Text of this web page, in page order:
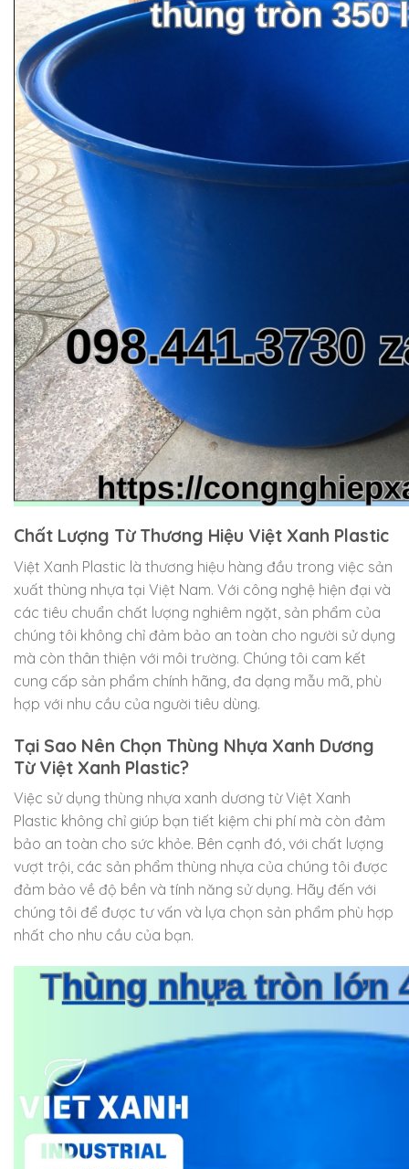
Chất Lượng Từ Thương Hiệu Việt Xanh Plastic
Việt Xanh Plastic là thương hiệu hàng đầu trong việc sản
xuất thùng nhựa tại Việt Nam. Với công nghệ hiện đại và
các tiêu chuẩn chất lượng nghiêm ngặt, sản phẩm của
chúng tôi không chỉ đảm bảo an toàn cho người sử dụng
mà còn thân thiện với môi trường. Chúng tôi cam kết
cung cấp sản phẩm chính hãng, đa dạng mẫu mã, phù
hợp với nhu cầu của người tiêu dùng.
Tại Sao Nên Chọn Thùng Nhựa Xanh Dương
Từ Việt Xanh Plastic?
Việc sử dụng thùng nhựa xanh dương từ Việt Xanh
Plastic không chỉ giúp bạn tiết kiệm chi phí mà còn đảm
bảo an toàn cho sức khỏe. Bên cạnh đó, với chất lượng
vượt trội, các sản phẩm thùng nhựa của chúng tôi được
đảm bảo về độ bền và tính năng sử dụng. Hãy đến với
chúng tôi để được tư vấn và lựa chọn sản phẩm phù hợp
nhất cho nhu cầu của bạn.